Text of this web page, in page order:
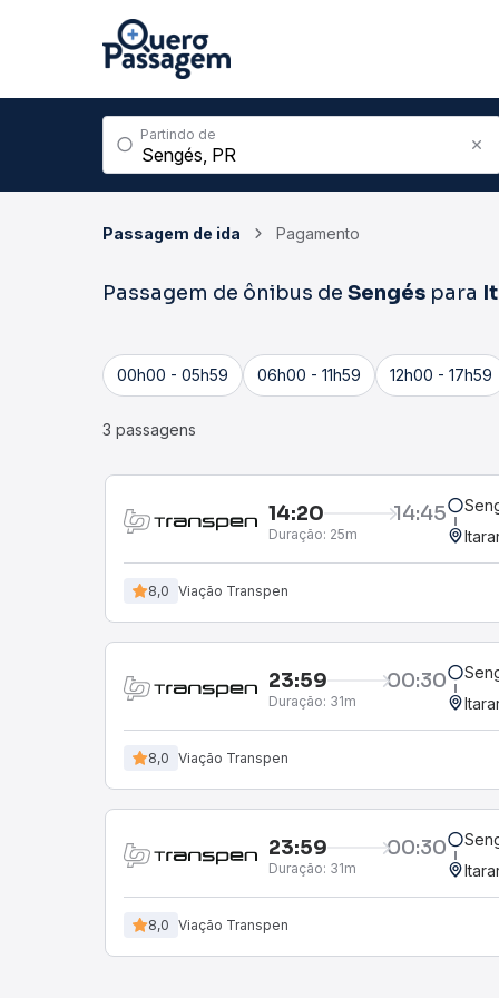
Partindo de
Passagem de ida Pagamento
Passagem de ônibus de Sengés para
00h00 - 05h59 06h00 - 11h59 12h00 - 17h59
3 passagens
14:20 14:45
Duração: 25m
8,0 Viação Transpen
23:59 00:30
Duração: 31m
8,0 Viação Transpen
23:59 00:30
Duração: 31m
8,0 Viação Transpen